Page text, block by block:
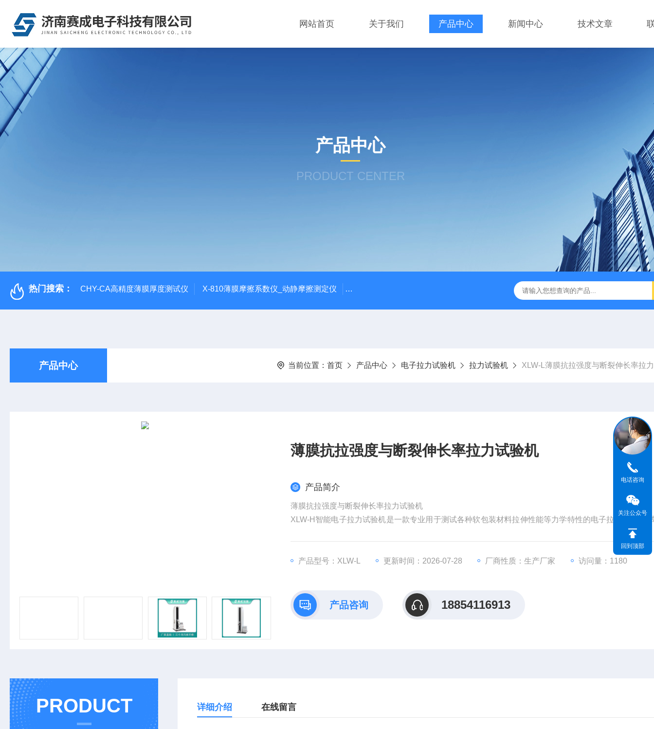
网站首页 关于我们 产品中心 新闻中心 技术文章
产品中心
PRODUCT CENTER
热门搜索： CHY-CA高精度薄膜厚度测试仪 X-810薄膜摩擦系数仪_动静摩擦测定仪 SCK-H玻璃瓶耐热冲击检测仪 赛成仪器 密封测漏仪 密封检测设备
产品中心 当前位置： 首页 产品中心 电子拉力试验机 拉力试验机 XLW-L薄膜抗拉强度与断裂伸长率拉
薄膜抗拉强度与断裂伸长率拉力试验机
产品简介
薄膜抗拉强度与断裂伸长率拉力试验机
XLW-H智能电子拉力试验机是一款专业用于测试各种软包装材料拉伸性能等力学特性的电子拉力试验机;
过位于动夹头上的力值传感器和机器内置的位移传感器采集数据的变化，可测试塑料薄膜、复合材料、
产品型号：XLW-L
更新时间：2026-07-28 厂商性质：生产厂家 访问量：1180
产品咨询 18854116913
PRODUCT 详细介绍 在线留言
电话咨询
关注公众号
回到顶部